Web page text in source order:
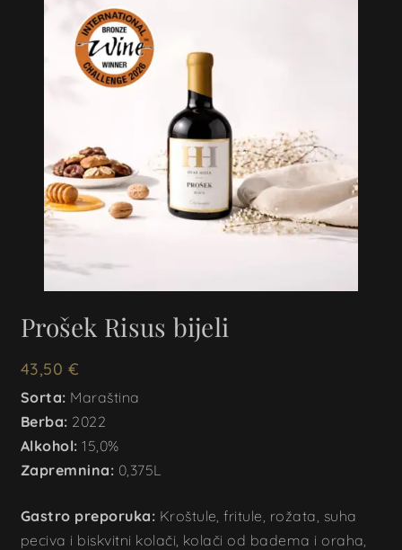
Prošek Risus bijeli
43,50 €
Sorta: Maraština
Berba: 2022
Alkohol: 15,0%
Zapremnina: 0,375L
Gastro preporuka: Kroštule, fritule, rožata, suha
peciva i biskvitni kolači, kolači od badema i oraha,